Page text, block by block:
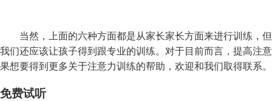
当然，上面的六种方面都是从家长家长方面来进行训练，
我们还应该让孩子得到跟专业的训练。对于目前而言，提高注
果想要得到更多关于注意力训练的帮助，欢迎和我们取得联系。
免费试听